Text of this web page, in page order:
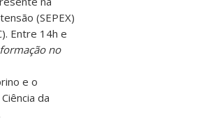
(SEPEX)
Entre 14h e
no
e o
da